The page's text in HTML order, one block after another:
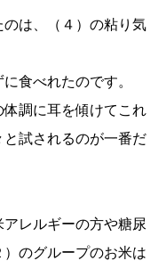
は、（４）の粘り気
食べれたのです。
調に耳を傾けてこれ
試されるのが一番だ
レルギーの方や糖尿
のグループのお米は